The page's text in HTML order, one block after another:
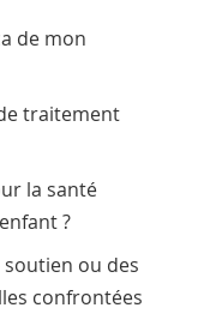
de mon
traitement
la santé
?
ou des
confrontées